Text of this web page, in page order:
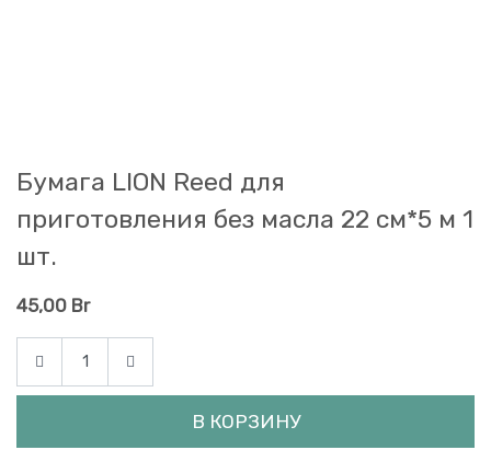
Бумага LION Reed для
приготовления без масла 22 см*5 м 1
шт.
45,00 Br
В КОРЗИНУ